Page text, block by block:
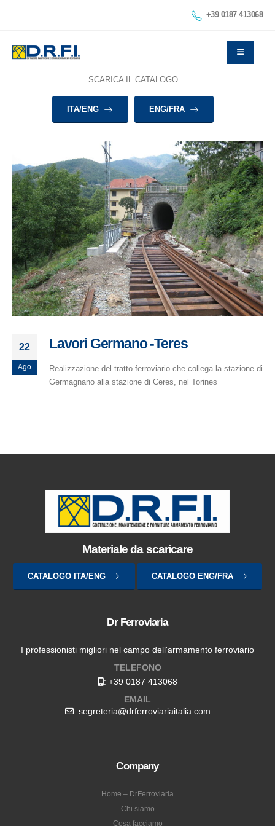
+39 0187 413068
SCARICA IL CATALOGO
ITA/ENG ENG/FRA
22
Ago
Lavori Germano -Teres
Realizzazione del tratto ferroviario che collega la stazione di
Germagnano alla stazione di Ceres, nel Torines
Materiale da scaricare
CATALOGO ITA/ENG CATALOGO ENG/FRA
Dr Ferroviaria
I professionisti migliori nel campo dell'armamento ferroviario
TELEFONO
: +39 0187 413068
EMAIL
: segreteria@drferroviariaitalia.com
Company
Home – DrFerroviaria
Chi siamo
Cosa facciamo